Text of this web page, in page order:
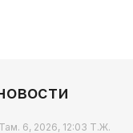
Там. 6, 2026, 12:03 Т.Ж.